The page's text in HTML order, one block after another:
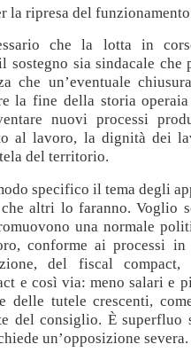
la ripresa del
che la lotta in
sostegno sia sindacale che
che un’eventuale
la fine della storia
nuovi processi
al lavoro, la dignità dei
del territorio.
specifico il tema degli
altri lo faranno. Voglio
una normale
conforme ai processi in
del fiscal compact,
e così via: meno salari e
delle tutele crescenti,
del consiglio. È superfluo
un’opposizione severa.